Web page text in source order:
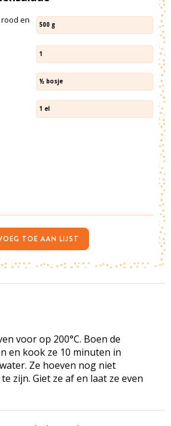
voor op 200°C. Boen de
en kook ze 10 minuten in
Ze hoeven nog niet
zijn. Giet ze af en laat ze even
en
500 g
1
½ bosje
1 el
TOE AAN LIJST